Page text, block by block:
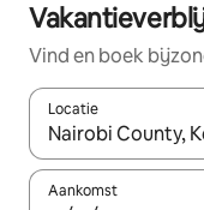
Vind en boek
Locatie
Wanneer er
Aankomst